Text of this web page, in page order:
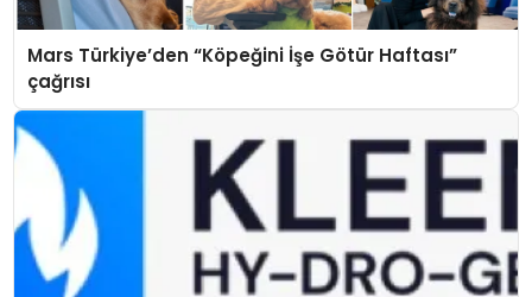
Mars Türkiye’den “Köpeğini İşe Götür Haftası”
çağrısı